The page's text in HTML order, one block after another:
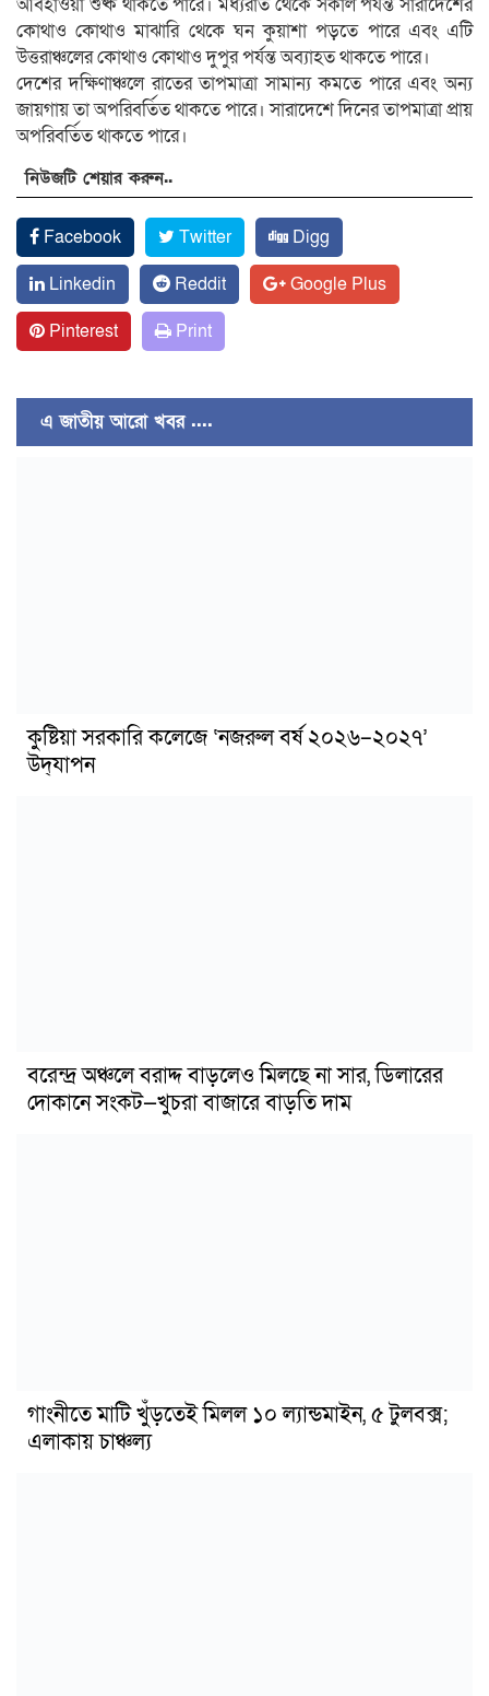
কোথাও কোথাও মাঝারি থেকে ঘন কুয়াশা পড়তে পারে এবং এটি
উত্তরাঞ্চলের কোথাও কোথাও দুপুর পর্যন্ত অব্যাহত থাকতে পারে।
দেশের দক্ষিণাঞ্চলে রাতের তাপমাত্রা সামান্য কমতে পারে এবং অন্য
জায়গায় তা অপরিবর্তিত থাকতে পারে। সারাদেশে দিনের তাপমাত্রা প্রায়
অপরিবর্তিত থাকতে পারে।
নিউজটি শেয়ার করুন..
Facebook Twitter
Digg
Linkedin
Reddit
Google Plus
Pinterest
Print
এ জাতীয় আরো খবর ....
কুষ্টিয়া সরকারি কলেজে ‘নজরুল বর্ষ ২০২৬–২০২৭’
উদ্‌যাপন
বরেন্দ্র অঞ্চলে বরাদ্দ বাড়লেও মিলছে না সার, ডিলারের
দোকানে সংকট—খুচরা বাজারে বাড়তি দাম
গাংনীতে মাটি খুঁড়তেই মিলল ১০ ল্যান্ডমাইন, ৫ টুলবক্স;
এলাকায় চাঞ্চল্য